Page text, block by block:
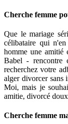
Cherche femme
Que le mariage
célibataire qui
homme une amitié
Babel - rencontre
recherchez votre
alger divorcer sans
Moi, mais je
amitie, divorcé
Cherche femme